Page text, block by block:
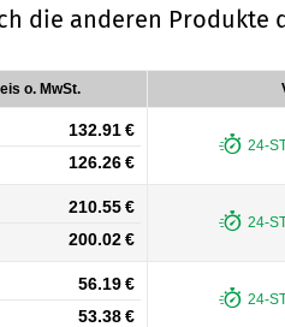
die anderen Produkte
o. MwSt.
132.91 €
126.26 €
24-
210.55 €
200.02 €
24-
56.19 €
53.38 €
24-